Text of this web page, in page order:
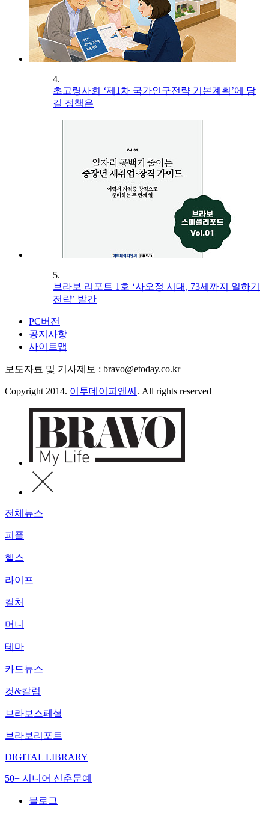
4.
초고령사회 ‘제1차 국가인구전략 기본계획’에 담
길 정책은
5.
브라보 리포트 1호 ‘사오정 시대, 73세까지 일하기
전략’ 발간
PC버전
공지사항
사이트맵
보도자료 및 기사제보 : bravo@etoday.co.kr
Copyright 2014. 이투데이피엔씨 . All rights reserved
전체뉴스
피플
헬스
라이프
컬처
머니
테마
카드뉴스
컷&칼럼
브라보스페셜
브라보리포트
DIGITAL LIBRARY
50+ 시니어 신춘문예
블로그